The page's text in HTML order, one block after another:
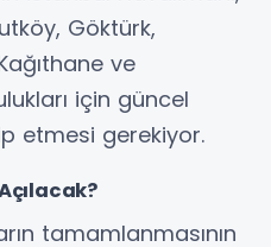
Göktürk,
ve
için güncel
etmesi gerekiyor.
tamamlanmasının